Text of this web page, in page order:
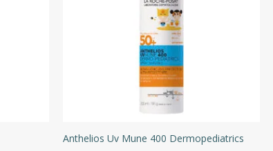
Anthelios Uv Mune 400 Dermopediatrics